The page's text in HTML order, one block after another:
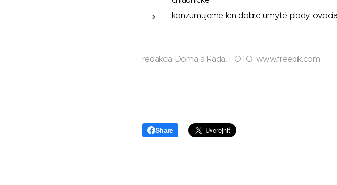
konzumujeme len dobre umyté plody
redakcia Doma a Rada, FOTO: www.freepik.com
Share